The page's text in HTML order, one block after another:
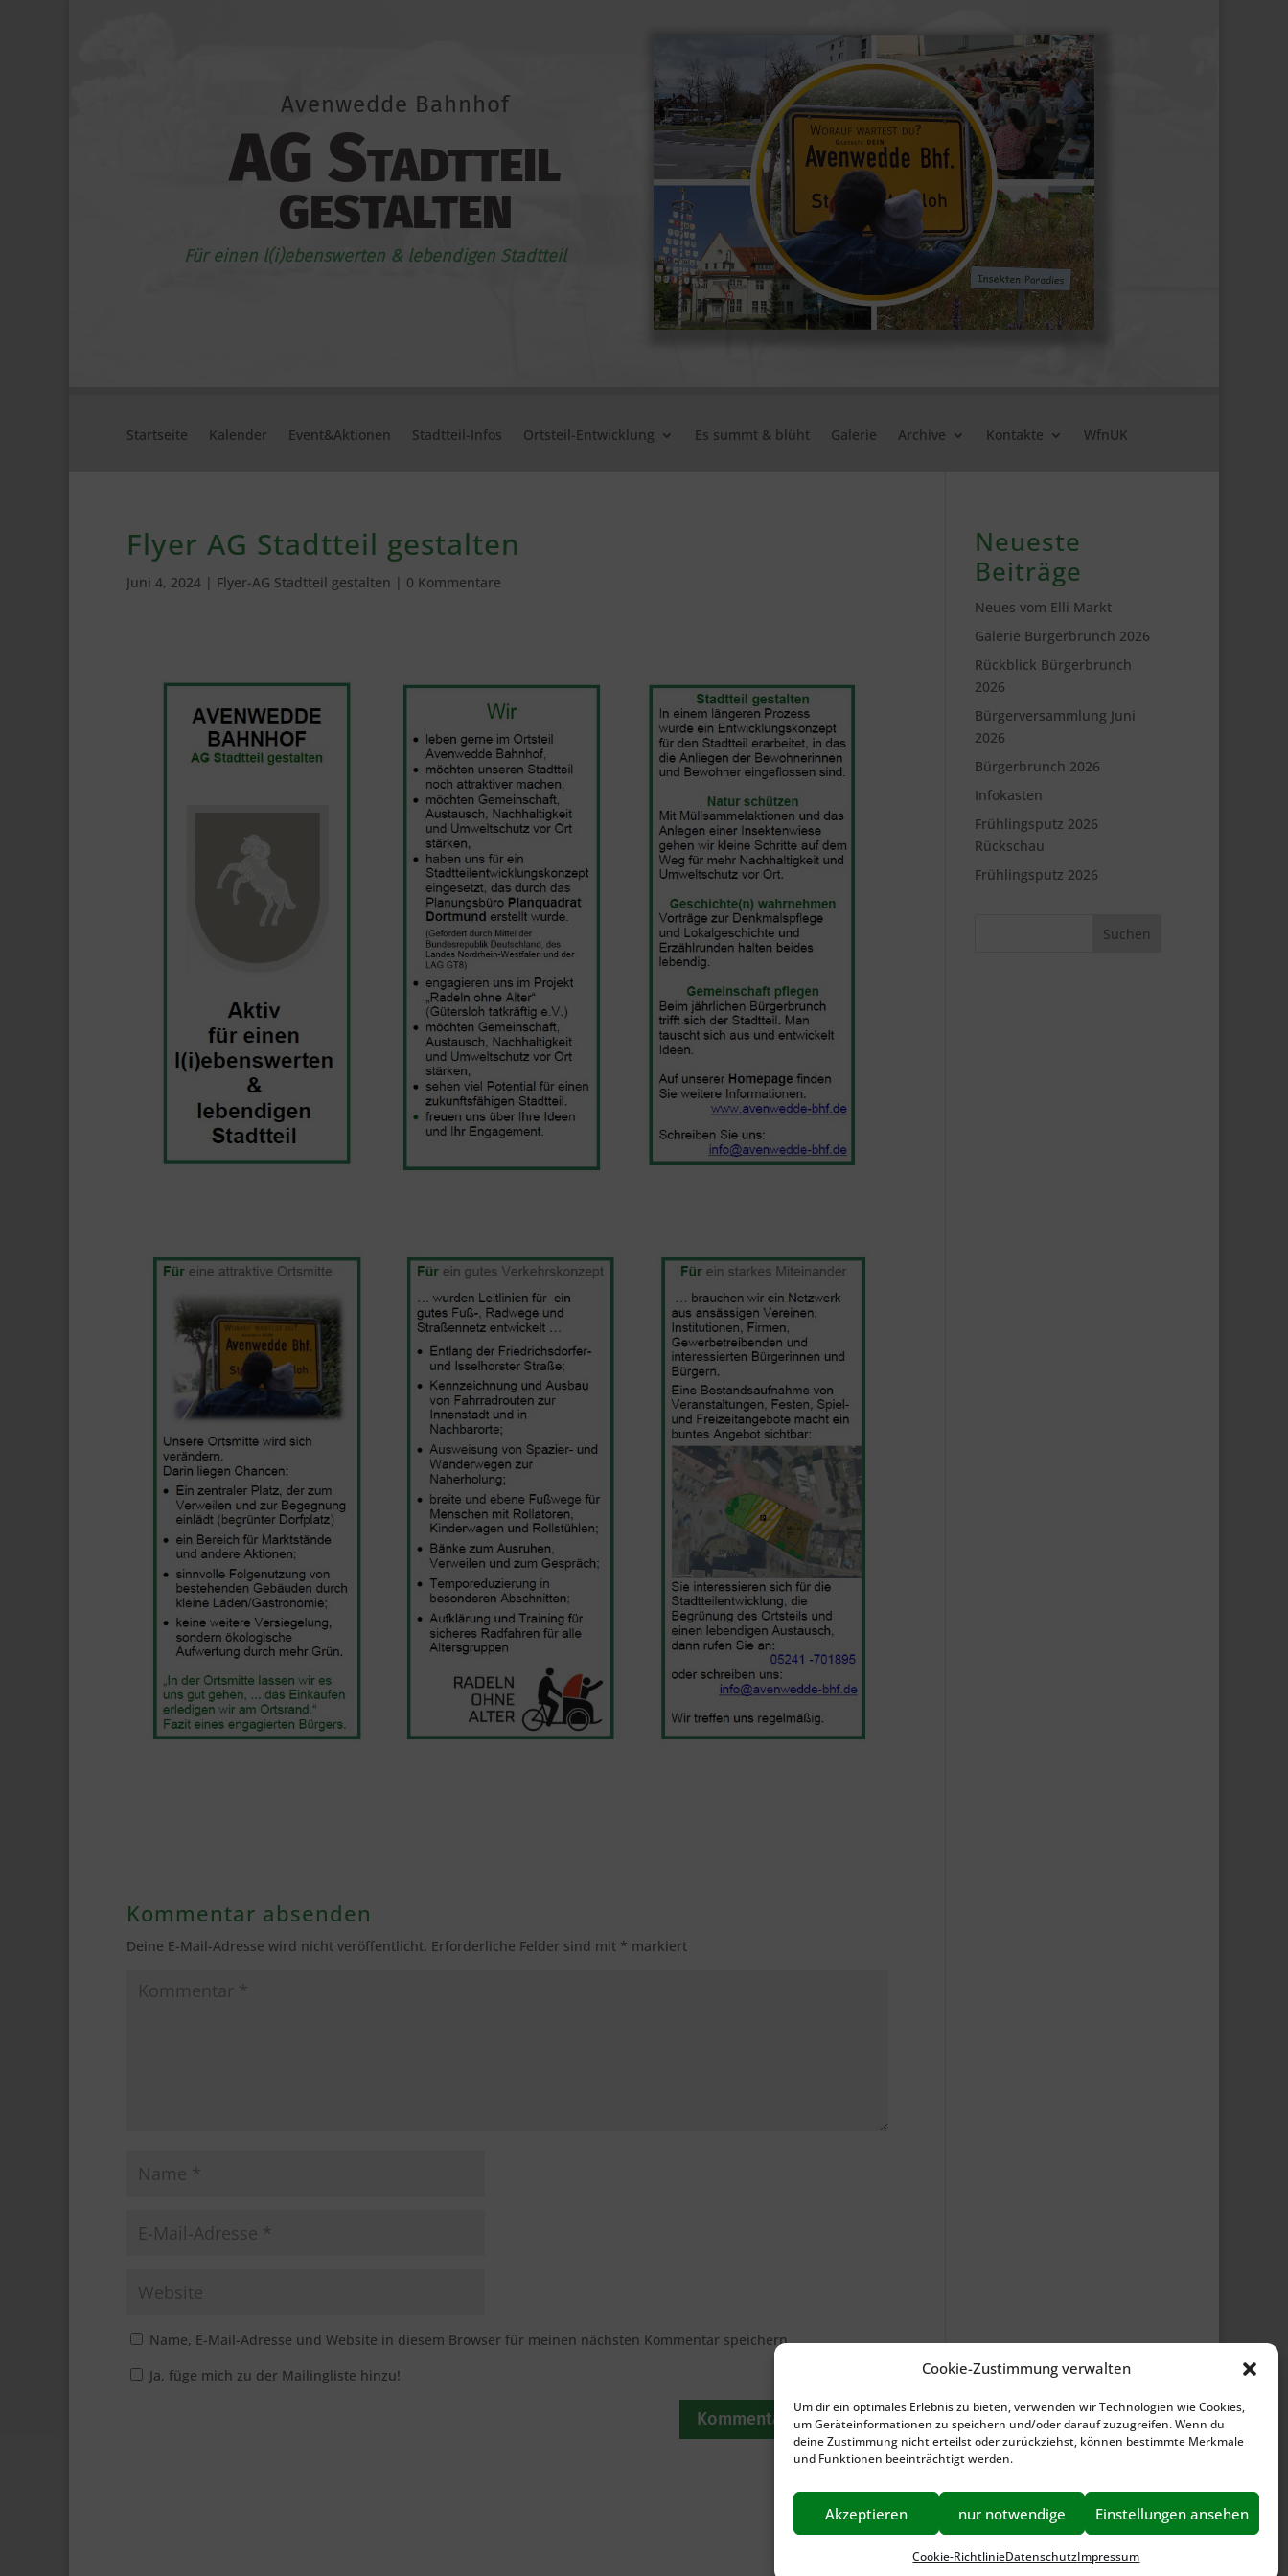
Cookie-Zustimmung verwalten
Um dir ein optimales Erlebnis zu bieten, verwenden wir Technologien wie Cookies,
um Geräteinformationen zu speichern und/oder darauf zuzugreifen. Wenn du
deine Zustimmung nicht erteilst oder zurückziehst, können bestimmte Merkmale
und Funktionen beeinträchtigt werden.
Akzeptieren nur notwendige Einstellungen ansehen
Cookie-RichtlinieDatenschutzImpressum
Avenwedde Bahnhof
AG Stadtteil
gestalten
Für einen l(i)ebenswerten & lebendigen Stadtteil
Startseite Kalender Event&Aktionen Stadtteil-Infos Ortsteil-Entwicklung Es summt & blüht Galerie Archive Kontakte WfnUK
Flyer AG Stadtteil gestalten
Juni 4, 2024 | Flyer-AG Stadtteil gestalten | 0 Kommentare
Kommentar absenden
Deine E-Mail-Adresse wird nicht veröffentlicht. Erforderliche Felder sind mit * markiert
Name, E-Mail-Adresse und Website in diesem Browser für meinen nächsten Kommentar speichern.
Ja, füge mich zu der Mailingliste hinzu!
Neueste
Beiträge
Neues vom Elli Markt
Galerie Bürgerbrunch 2026
Rückblick Bürgerbrunch
2026
Bürgerversammlung Juni
2026
Bürgerbrunch 2026
Infokasten
Frühlingsputz 2026
Rückschau
Frühlingsputz 2026